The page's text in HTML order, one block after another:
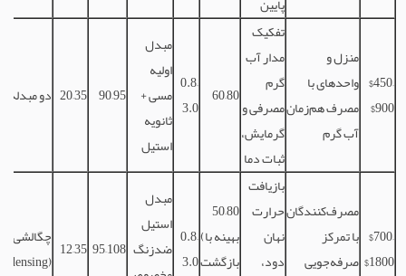
دو مبدله 20–35 90–95
مبدل
اولیه
مسی +
ثانویه
استیل
0.8–
3.0 60–80
تفکیک
مدار آب
گرم
مصرفی و
گرمایش،
ثبات دما
منزل و
واحدهای با
مصرف هم‌زمان
آب گرم
$450–
$900
چگالشی 12–35 95–108
مبدل
استیل
ضدزنگ 0.8–
3.0
50–80
(بهینه با
بازگشت
بازیافت
حرارت
نهان
دود،
مصرف‌کنندگان
با تمرکز
صرفه‌جویی
$700–
$1800